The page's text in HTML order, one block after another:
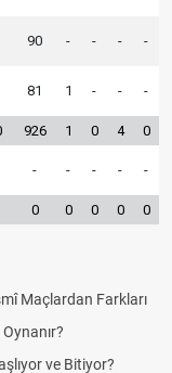
90 - - - -
81 1 - - -
926 1 0 4 0
- - - - -
0 0 0 0 0
Farkları
ve Bitiyor?